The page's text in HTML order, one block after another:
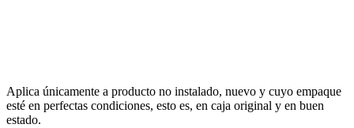
Aplica únicamente a producto no instalado, nuevo y cuyo empaque
esté en perfectas condiciones, esto es, en caja original y en buen
estado.